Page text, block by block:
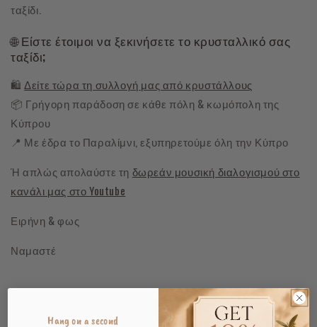
ταξίδι.
🌐 Είστε έτοιμοι να ξεκινήσετε το κρυσταλλικό σας
ταξίδι;
🛍️Δείτε τώρα τη συλλογή μας από κρυστάλλους
📦 Γρήγορη παράδοση σε κάθε πόλη & κωμόπολη της
Κύπρου
📍 Με έδρα το Παραλίμνι, εξυπηρετούμε όλη την Κύπρο
Ή απλώς απολαύστε τη δωρεάν μουσική διαλογισμού στο
κανάλι μας στο Youtube
Ειρήνη & φως
Ναμαστέ
Επιστροφή στο ιστολόγιο
Hang on a second